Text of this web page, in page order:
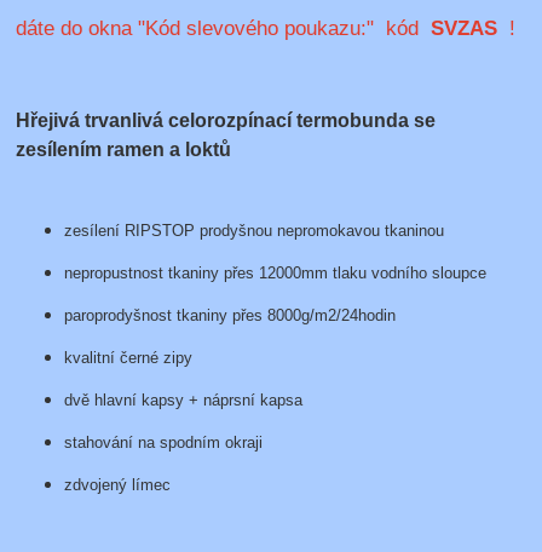
dáte do okna "Kód slevového poukazu:" kódSVZAS !
Hřejivá trvanlivá celorozpínací termobunda se
zesílením ramen a loktů
zesílení RIPSTOP prodyšnou nepromokavou tkaninou
nepropustnost tkaniny přes 12000mm tlaku vodního sloupce
paroprodyšnost tkaniny přes 8000g/m2/24hodin
kvalitní černé zipy
dvě hlavní kapsy + náprsní kapsa
stahování na spodním okraji
zdvojený límec